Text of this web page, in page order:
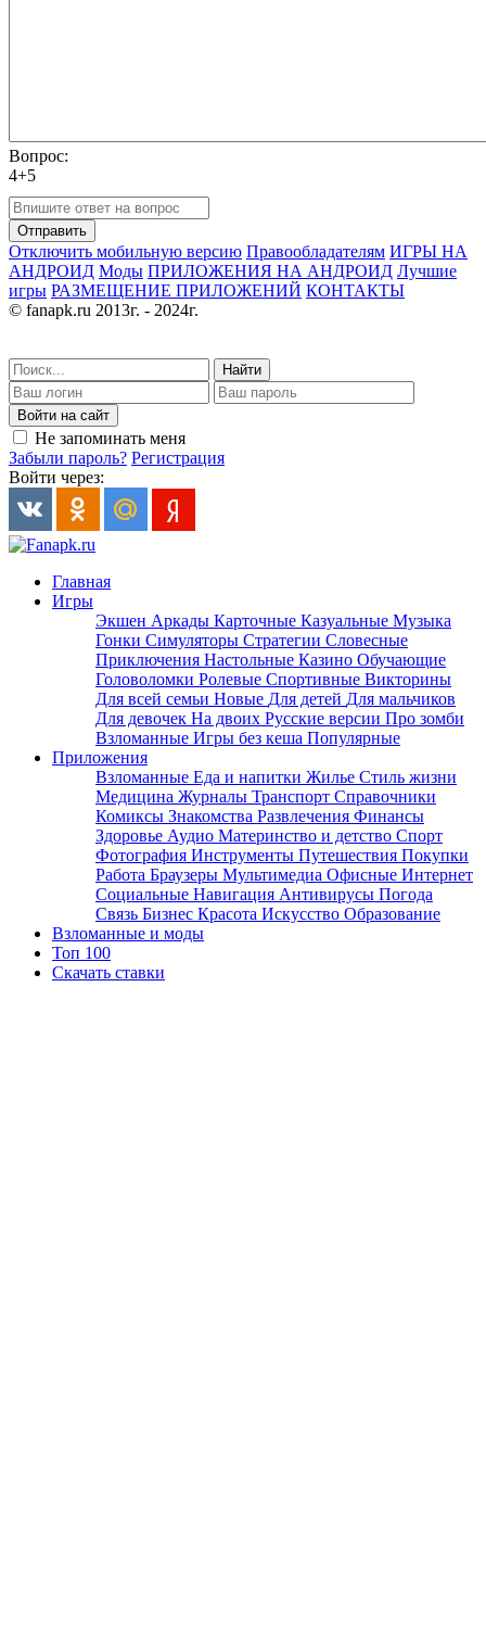
Вопрос:
4+5
Отправить
Отключить мобильную версию Правообладателям ИГРЫ НА
АНДРОИД Моды ПРИЛОЖЕНИЯ НА АНДРОИД Лучшие
игры РАЗМЕЩЕНИЕ ПРИЛОЖЕНИЙ КОНТАКТЫ
© fanapk.ru 2013г. - 2024г.
Найти
Войти на сайт
Не запоминать меня
Забыли пароль? Регистрация
Войти через:
Главная
Игры
Экшен Аркады Карточные Казуальные Музыка
Гонки Симуляторы Стратегии Словесные
Приключения Настольные Казино Обучающие
Головоломки Ролевые Спортивные Викторины
Для всей семьи Новые Для детей Для мальчиков
Для девочек На двоих Русские версии Про зомби
Взломанные Игры без кеша Популярные
Приложения
Взломанные Еда и напитки Жилье Стиль жизни
Медицина Журналы Транспорт Справочники
Комиксы Знакомства Развлечения Финансы
Здоровье Аудио Материнство и детство Спорт
Фотография Инструменты Путешествия Покупки
Работа Браузеры Мультимедиа Офисные Интернет
Социальные Навигация Антивирусы Погода
Связь Бизнес Красота Искусство Образование
Взломанные и моды
Топ 100
Скачать ставки